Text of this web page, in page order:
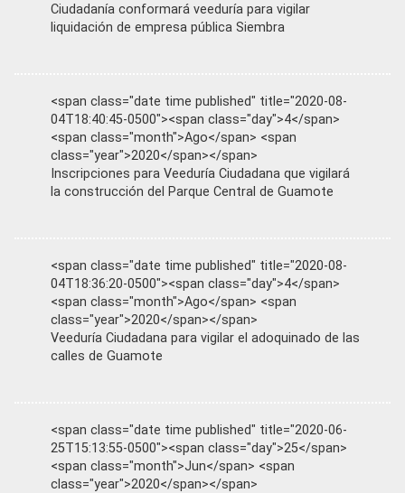
Ciudadanía conformará veeduría para vigilar
liquidación de empresa pública Siembra
<span class="date time published" title="2020-08-
04T18:40:45-0500"><span class="day">4</span>
<span class="month">Ago</span> <span
class="year">2020</span></span>
Inscripciones para Veeduría Ciudadana que vigilará
la construcción del Parque Central de Guamote
<span class="date time published" title="2020-08-
04T18:36:20-0500"><span class="day">4</span>
<span class="month">Ago</span> <span
class="year">2020</span></span>
Veeduría Ciudadana para vigilar el adoquinado de las
calles de Guamote
<span class="date time published" title="2020-06-
25T15:13:55-0500"><span class="day">25</span>
<span class="month">Jun</span> <span
class="year">2020</span></span>